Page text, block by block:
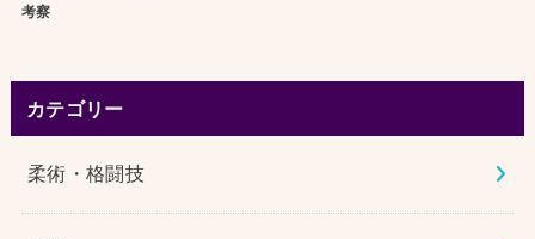
考察
カテゴリー
柔術・格闘技